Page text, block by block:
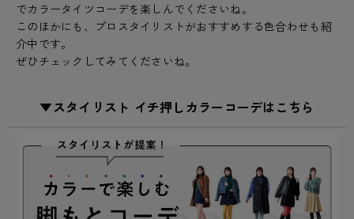
でカラータイツコーデを楽しんでくださいね。
このほかにも、プロスタイリストがおすすめする色合わせも紹
介中です。
ぜひチェックしてみてくださいね。
▼スタイリスト イチ押しカラーコーデはこちら